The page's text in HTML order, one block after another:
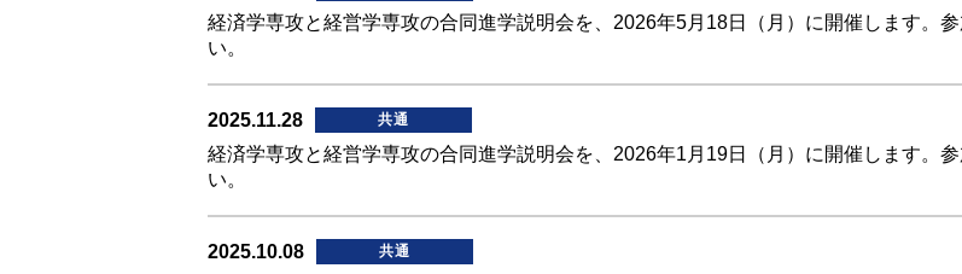
経済学専攻と経営学専攻の合同進学説明会を、2026年5月18日（月）に開催します。参
い。
2025.11.28 共通
経済学専攻と経営学専攻の合同進学説明会を、2026年1月19日（月）に開催します。参
い。
2025.10.08 共通